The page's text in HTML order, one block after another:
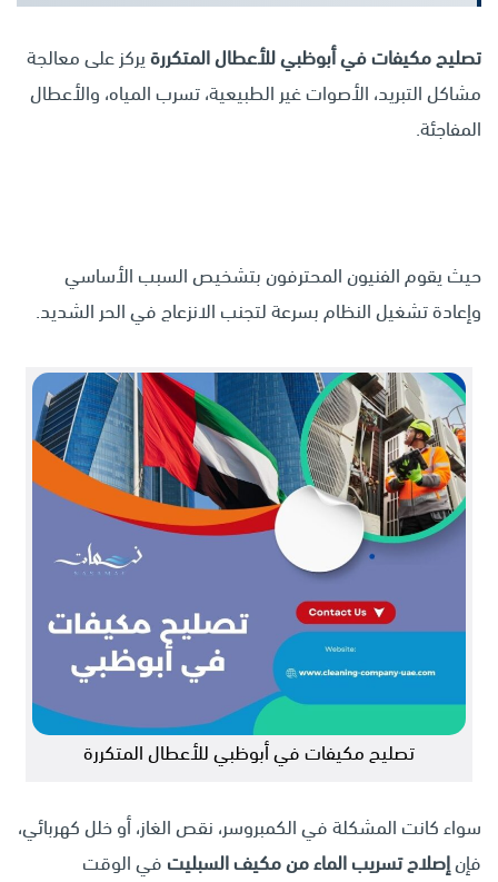
تصليح مكيفات في أبوظبي للأعطال المتكررةيركز على معالجة
مشاكل التبريد، الأصوات غير الطبيعية، تسرب المياه، والأعطال
المفاجئة.
حيث يقوم الفنيون المحترفون بتشخيص السبب الأساسي
وإعادة تشغيل النظام بسرعة لتجنب الانزعاج في الحر الشديد.
تصليح مكيفات في أبوظبي للأعطال المتكررة
سواء كانت المشكلة في الكمبروسر، نقص الغاز، أو خلل كهربائي،
فإنإصلاح تسريب الماء من مكيف السبليت في الوقت